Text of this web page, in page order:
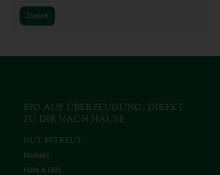
Zurück
BIO AUS ÜBERZEUGUNG, DIREKT
ZU DIR NACH HAUSE
GUT BETREUT
Kontakt
Hilfe & FAQ